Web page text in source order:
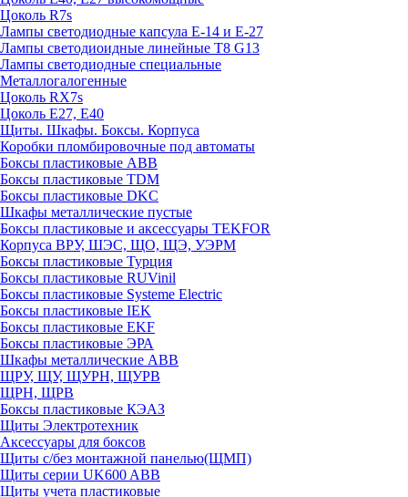
Цоколь R7s
Лампы светодиодные капсула Е-14 и Е-27
Лампы светодиоидные линейные T8 G13
Лампы светодиодные специальные
Металлогалогенные
Цоколь RX7s
Цоколь Е27, E40
Щиты. Шкафы. Боксы. Корпуса
Коробки пломбировочные под автоматы
Боксы пластиковые ABB
Боксы пластиковые TDM
Боксы пластиковые DKC
Шкафы металлические пустые
Боксы пластиковые и аксессуары TEKFOR
Корпуса ВРУ, ШЭС, ЩО, ЩЭ, УЭРМ
Боксы пластиковые Турция
Боксы пластиковые RUVinil
Боксы пластиковые Systeme Electric
Боксы пластиковые IEK
Боксы пластиковые EKF
Боксы пластиковые ЭРА
Шкафы металлические ABB
ЩРУ, ЩУ, ЩУРН, ЩУРВ
ЩРН, ЩРВ
Боксы пластиковые КЭАЗ
Щиты Электротехник
Аксессуары для боксов
Щиты с/без монтажной панелью(ЩМП)
Щиты серии UK600 ABB
Щиты учета пластиковые